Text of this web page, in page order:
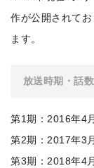
作が公開されてお
ます。
放送時期・話数
第1期：2016年4
第2期：2017年3
第3期：2018年4